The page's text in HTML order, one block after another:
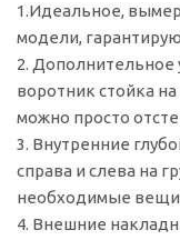
1.Идеальное,
модели,
2. Дополнительное
воротник стойка
можно просто
3. Внутренние
справа и слева на
необходимые
4. Внешние